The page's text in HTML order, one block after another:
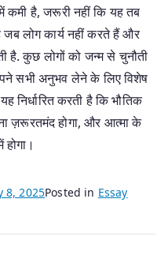
कमी है, जरूरी नहीं कि यह तब
जब लोग कार्य नहीं करते हैं और
है. कुछ लोगों को जन्म से चुनौती
सभी अनुभव लेने के लिए विशेष
निर्धारित करती है कि भौतिक
ज़रूरतमंद होगा, और आत्मा के
8, 2025Posted in Essay